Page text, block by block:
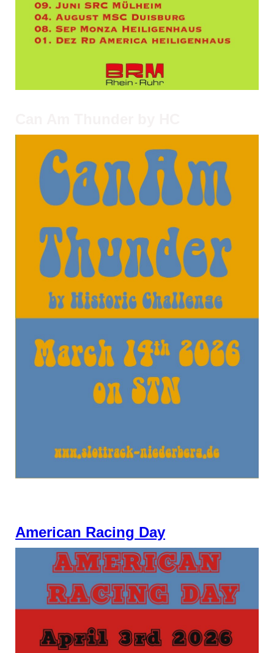
American Racing Day